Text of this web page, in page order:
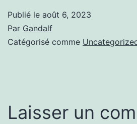
Publié le août 6, 2023
Par Gandalf
Catégorisé comme
Laisser un